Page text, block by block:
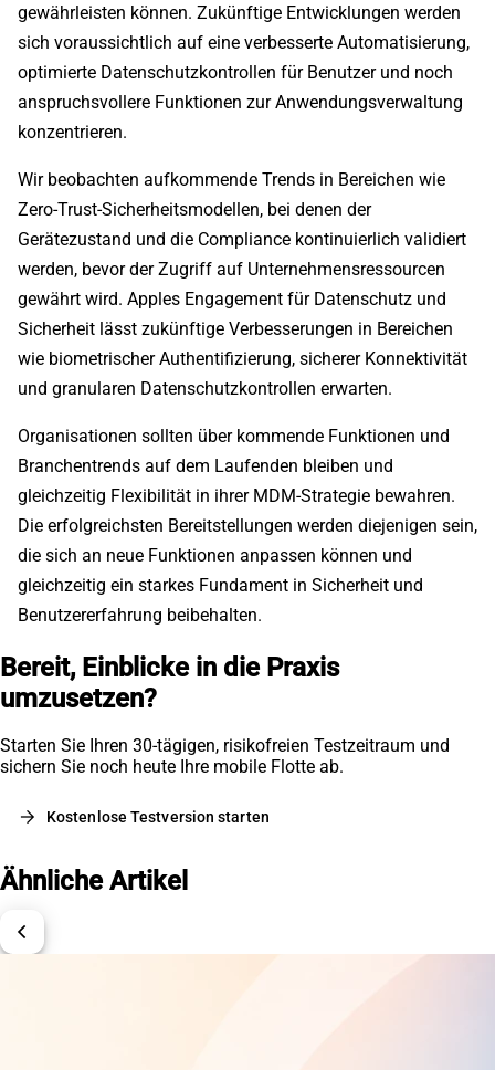
gewährleisten können. Zukünftige Entwicklungen werden
sich voraussichtlich auf eine verbesserte Automatisierung,
optimierte Datenschutzkontrollen für Benutzer und noch
anspruchsvollere Funktionen zur Anwendungsverwaltung
konzentrieren.
Wir beobachten aufkommende Trends in Bereichen wie
Zero-Trust-Sicherheitsmodellen, bei denen der
Gerätezustand und die Compliance kontinuierlich validiert
werden, bevor der Zugriff auf Unternehmensressourcen
gewährt wird. Apples Engagement für Datenschutz und
Sicherheit lässt zukünftige Verbesserungen in Bereichen
wie biometrischer Authentifizierung, sicherer Konnektivität
und granularen Datenschutzkontrollen erwarten.
Organisationen sollten über kommende Funktionen und
Branchentrends auf dem Laufenden bleiben und
gleichzeitig Flexibilität in ihrer MDM-Strategie bewahren.
Die erfolgreichsten Bereitstellungen werden diejenigen sein,
die sich an neue Funktionen anpassen können und
gleichzeitig ein starkes Fundament in Sicherheit und
Benutzererfahrung beibehalten.
Bereit, Einblicke in die Praxis
umzusetzen?
Starten Sie Ihren 30-tägigen, risikofreien Testzeitraum und
sichern Sie noch heute Ihre mobile Flotte ab.
arrow_forward Kostenlose Testversion starten
Ähnliche Artikel
chevron_left